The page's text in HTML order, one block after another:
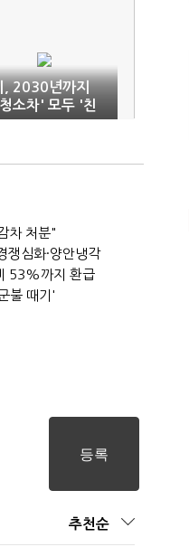
, 2030년까지
소차' 모두 '친
로 교체
차 처분"
심화·양안냉각
53%까지 환급
불 때기'
추천순